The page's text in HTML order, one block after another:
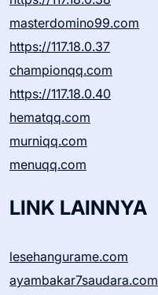
masterdomino99.com
https://117.18.0.37
championqq.com
https://117.18.0.40
hematqq.com
murniqq.com
menuqq.com
LINK LAINNYA
lesehangurame.com
ayambakar7saudara.com